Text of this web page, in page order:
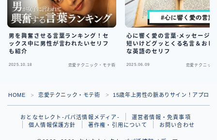
男を興奮させる言葉ランキング！セ
ックス中に男性が言われたいセリフ
も紹介
2025.10.18 恋愛テクニック・モテ術
心に響く愛の言葉·メッセージ
短いけどグッとくる名言＆おし
な英語のセリフ
2025.06.09 恋愛テクニック
HOME ＞ 恋愛テクニック・モテ術 ＞ 15歳年上男性の脈ありサイン！アプロ
おとなセレクト-パパ活情報メディア-
運営者情報・免責事項
個人情報保護方針
著作権・引用について お問い合わせ